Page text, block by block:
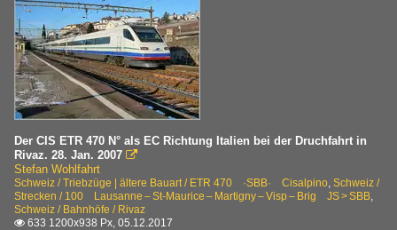
Der CIS ETR 470 N° als EC Richtung Italien bei der Druchfahrt in
Rivaz. 28. Jan. 2007 
Stefan Wohlfahrt
Schweiz / Triebzüge | ältere Bauart / ETR 470 ·SBB· Cisalpino, Schweiz /
Strecken / 100 Lausanne – St-Maurice – Martigny – Visp – Brig JS > SBB,
Schweiz / Bahnhöfe / Rivaz
 633 1200x938 Px, 05.12.2017